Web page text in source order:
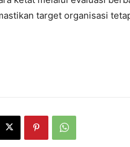
target organisasi